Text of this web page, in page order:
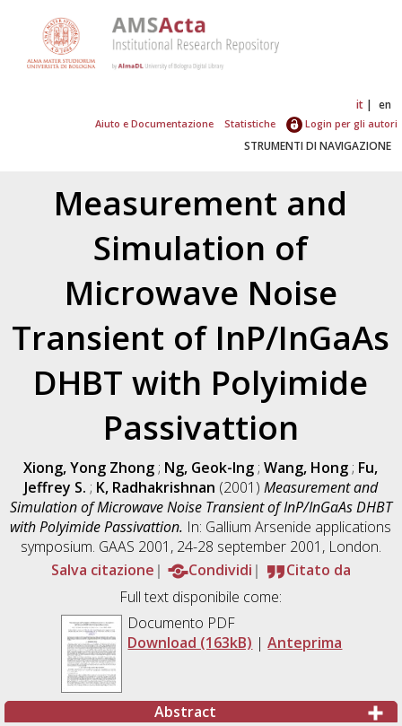
it en
Aiuto e Documentazione Statistiche Login per gli autori
STRUMENTI DI NAVIGAZIONE
Measurement and
Simulation of
Microwave Noise
Transient of InP/InGaAs
DHBT with Polyimide
Passivattion
Xiong, Yong Zhong; Ng, Geok-Ing;Wang, Hong; Fu,
Jeffrey S. ; K, Radhakrishnan (2001) Measurement and
Simulation of Microwave Noise Transient of InP/InGaAs DHBT
with Polyimide Passivattion. In: Gallium Arsenide applications
symposium. GAAS 2001, 24-28 september 2001, London.
Salva citazione
Condividi
Citato da
Full text disponibile come:
Documento PDF
Download (163kB) |Anteprima
Abstract